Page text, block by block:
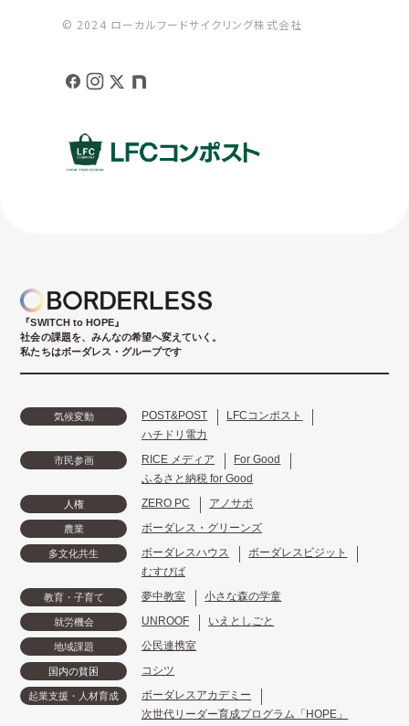
© 2024 ローカルフードサイクリング株式会社
『SWITCH to HOPE』
社会の課題を、みんなの希望へ変えていく。
私たちはボーダレス・グループです
気候変動 POST&POST
LFCコンポスト
ハチドリ電力
市民参画 RICE メディア
For Good
ふるさと納税 for Good
人権 ZERO PC アノサポ
農業 ボーダレス・グリーンズ
多文化共生 ボーダレスハウス
ボーダレスビジット
むすびば
教育・子育て 夢中教室 小さな森の学童
就労機会 UNROOF いえとしごと
地域課題 公民連携室
国内の貧困 コシツ
起業支援・人材育成
ボーダレスアカデミー
次世代リーダー育成プログラム「HOPE」